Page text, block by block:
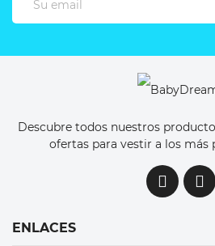
Descubre todos nuestros
ofertas para vestir a los más
ENLACES